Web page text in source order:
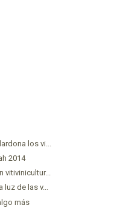
los vi...
2014
vitivinicultur...
luz de las v...
más